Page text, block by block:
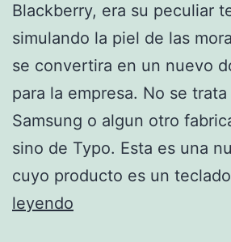
Blackberry, era su peculiar
simulando la piel de las
se convertira en un nuevo
para la empresa. No se
Samsung o algun otro
sino de Typo. Esta es una
cuyo producto es un
leyendo